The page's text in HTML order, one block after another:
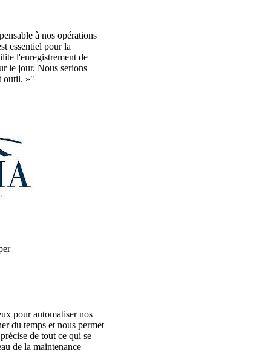
à nos opérations
essentiel pour la
l'enregistrement de
le jour. Nous serions
outil. »"
pour automatiser nos
du temps et nous permet
de tout ce qui se
de la maintenance